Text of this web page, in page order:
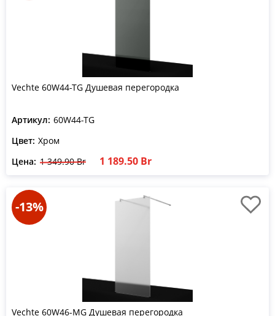
Vechte 60W44-TG Душевая перегородка
Артикул: 60W44-TG
Цвет: Хром
Цена: 1 349.90 Br 1 189.50 Br
-13%
Vechte 60W46-MG Душевая перегородка